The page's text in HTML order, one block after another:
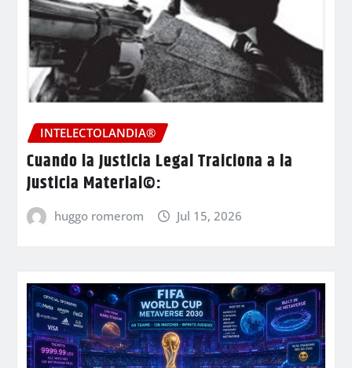
INTELECTOLANDIA®
Cuando la Justicia Legal Traiciona a la
Justicia Material©:
huggo romerom Jul 15, 2026